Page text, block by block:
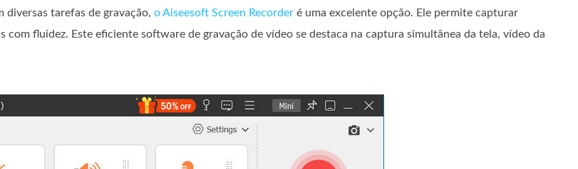
diversas tarefas de gravação, o Aiseesoft Screen Recorder é uma excelente opção. Ele permite capturar
fluidez. Este eficiente software de gravação de vídeo se destaca na captura simultânea da tela, vídeo da